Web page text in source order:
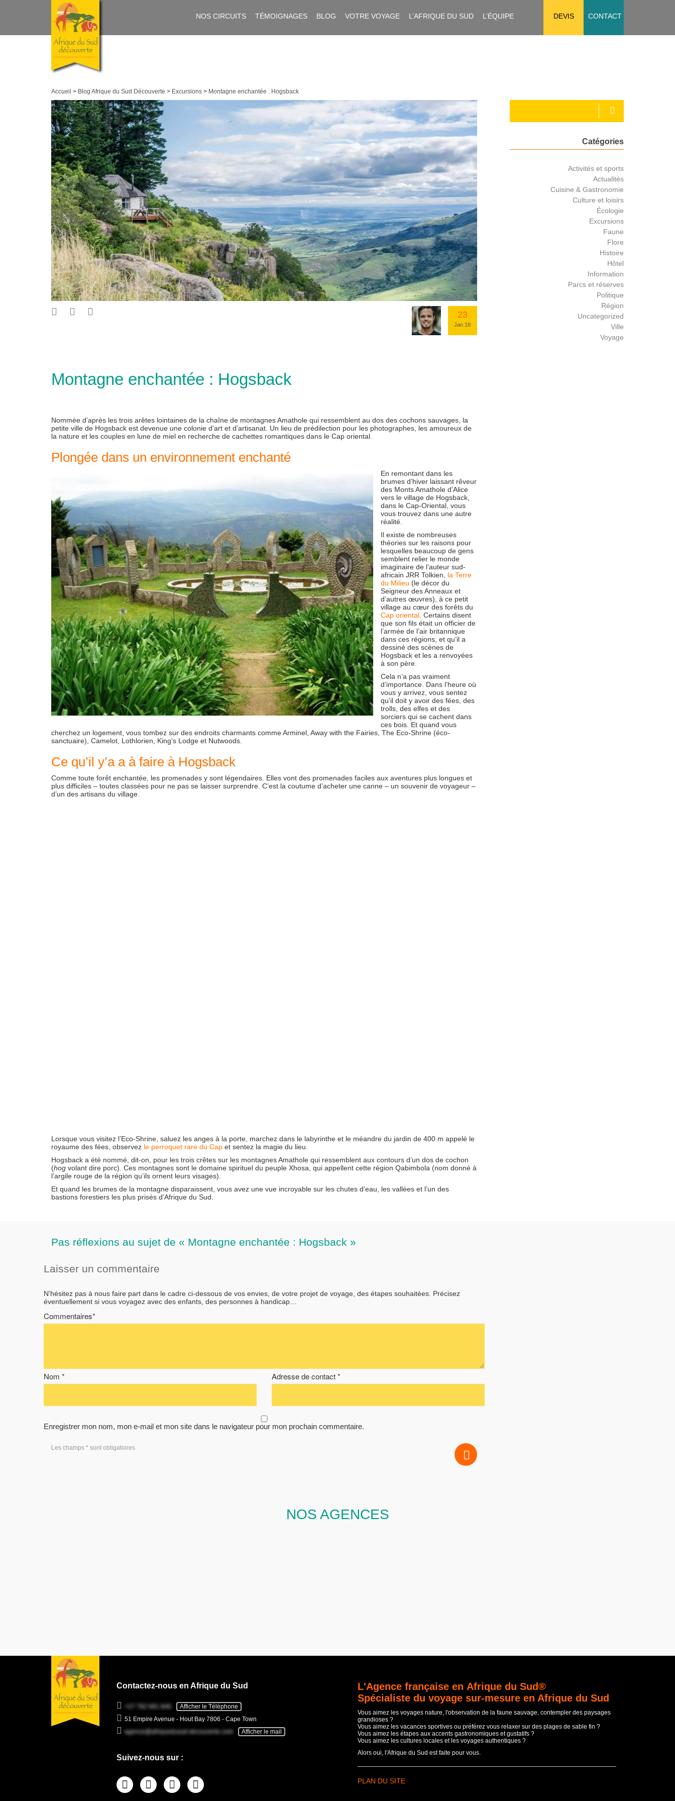
NOS CIRCUITS TÉMOIGNAGES BLOG VOTRE VOYAGE L’AFRIQUE DU SUD L’ÉQUIPE DEVIS CONTACT
Accueil > Blog Afrique du Sud Découverte > Excursions > Montagne enchantée : Hogsback
23
Jan 18
Montagne enchantée : Hogsback
Nommée d’après les trois arêtes lointaines de la chaîne de montagnes Amathole qui ressemblent au dos des cochons sauvages, la
petite ville de Hogsback est devenue une colonie d’art et d’artisanat. Un lieu de prédilection pour les photographes, les amoureux de
la nature et les couples en lune de miel en recherche de cachettes romantiques dans le Cap oriental.
Plongée dans un environnement enchanté
En remontant dans les
brumes d’hiver laissant rêveur
des Monts Amathole d’Alice
vers le village de Hogsback,
dans le Cap-Oriental, vous
vous trouvez dans une autre
réalité.
Il existe de nombreuses
théories sur les raisons pour
lesquelles beaucoup de gens
semblent relier le monde
imaginaire de l’auteur sud-
africain JRR Tolkien, la Terre
du Milieu (le décor du
Seigneur des Anneaux et
d’autres œuvres), à ce petit
village au cœur des forêts du
Cap oriental . Certains disent
que son fils était un officier de
l’armée de l’air britannique
dans ces régions, et qu’il a
dessiné des scènes de
Hogsback et les a renvoyées
à son père.
Cela n’a pas vraiment
d’importance. Dans l’heure où
vous y arrivez, vous sentez
qu’il doit y avoir des fées, des
trolls, des elfes et des
sorciers qui se cachent dans
ces bois. Et quand vous
cherchez un logement, vous tombez sur des endroits charmants comme Arminel, Away with the Fairies, The Eco-Shrine (éco-
sanctuaire), Camelot, Lothlorien, King’s Lodge et Nutwoods.
Ce qu’il y’a a à faire à Hogsback
Comme toute forêt enchantée, les promenades y sont légendaires. Elles vont des promenades faciles aux aventures plus longues et
plus difficiles – toutes classées pour ne pas se laisser surprendre. C’est la coutume d’acheter une canne – un souvenir de voyageur –
d’un des artisans du village.
Lorsque vous visitez l’Eco-Shrine, saluez les anges à la porte, marchez dans le labyrinthe et le méandre du jardin de 400 m appelé le
royaume des fées, observez le perroquet rare du Cap et sentez la magie du lieu.
Hogsback a été nommé, dit-on, pour les trois crêtes sur les montagnes Amathole qui ressemblent aux contours d’un dos de cochon
(hog volant dire porc). Ces montagnes sont le domaine spirituel du peuple Xhosa, qui appellent cette région Qabimbola (nom donné à
l’argile rouge de la région qu’ils ornent leurs visages).
Et quand les brumes de la montagne disparaissent, vous avez une vue incroyable sur les chutes d’eau, les vallées et l’un des
bastions forestiers les plus prisés d’Afrique du Sud.
Catégories
Activités et sports
Actualités
Cuisine & Gastronomie
Culture et loisirs
Écologie
Excursions
Faune
Flore
Histoire
Hôtel
Information
Parcs et réserves
Politique
Région
Uncategorized
Ville
Voyage
Pas réflexions au sujet de « Montagne enchantée : Hogsback »
Laisser un commentaire
N'hésitez pas à nous faire part dans le cadre ci-dessous de vos envies, de votre projet de voyage, des étapes souhaitées. Précisez
éventuellement si vous voyagez avec des enfants, des personnes à handicap…
Commentaires*
Nom * Adresse de contact *
Enregistrer mon nom, mon e-mail et mon site dans le navigateur pour mon prochain commentaire.
Les champs * sont obligatoires
NOS AGENCES
Contactez-nous en Afrique du Sud
+27 782 681 846
Afficher le Téléphone
51 Empire Avenue - Hout Bay 7806 - Cape Town
agence@afriquedusud-decouverte.com
Afficher le mail
Suivez-nous sur :
L'Agence française en Afrique du Sud®
Spécialiste du voyage sur-mesure en Afrique du Sud
Vous aimez les voyages nature, l'observation de la faune sauvage, contempler des paysages
grandioses ?
Vous aimez les vacances sportives ou préférez vous relaxer sur des plages de sable fin ?
Vous aimez les étapes aux accents gastronomiques et gustatifs ?
Vous aimez les cultures locales et les voyages authentiques ?
Alors oui, l'Afrique du Sud est faite pour vous.
PLAN DU SITE